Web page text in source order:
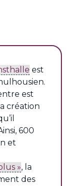
est
est
création
600
et
», la
des